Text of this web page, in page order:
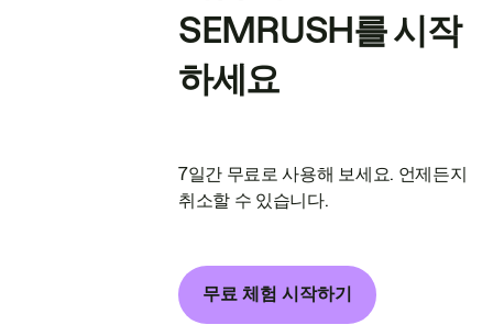
SEMRUSH를 시작
하세요
7일간 무료로 사용해 보세요. 언제든지
취소할 수 있습니다.
무료 체험 시작하기